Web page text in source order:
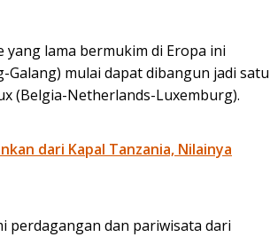
yang lama bermukim di Eropa ini
Galang) mulai dapat dibangun jadi satu
(Belgia-Netherlands-Luxemburg).
dari Kapal Tanzania, Nilainya
perdagangan dan pariwisata dari